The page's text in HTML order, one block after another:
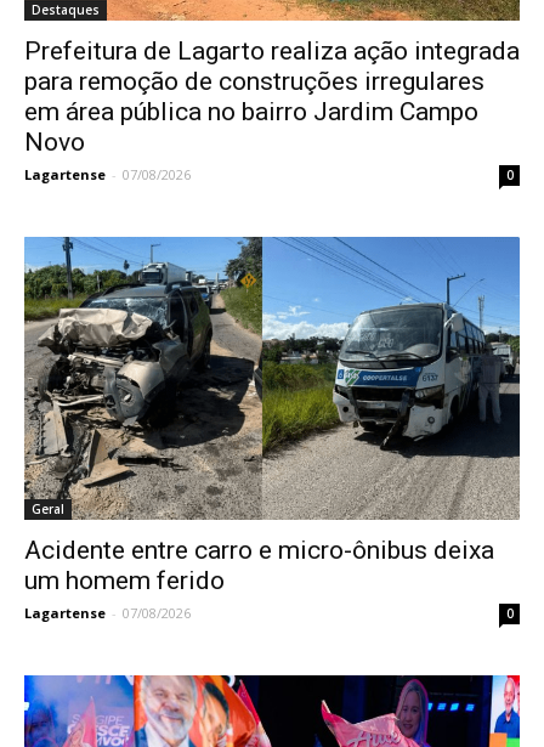
Destaques
Prefeitura de Lagarto realiza ação integrada
para remoção de construções irregulares
em área pública no bairro Jardim Campo
Novo
Lagartense - 07/08/2026 0
Geral
Acidente entre carro e micro-ônibus deixa
um homem ferido
Lagartense - 07/08/2026 0